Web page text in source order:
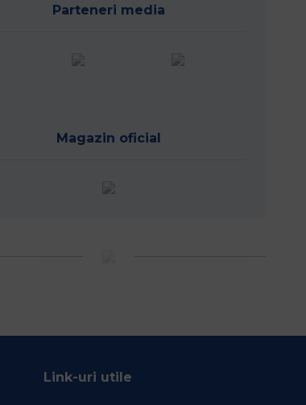
Parteneri media
Magazin oficial
Link-uri utile